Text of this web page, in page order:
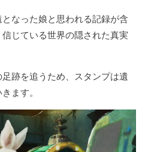
なった娘と思われる記録が含
じている世界の隠された真実
跡を追うため、スタンプは遺
ます。